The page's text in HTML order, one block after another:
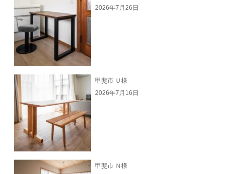
2026年7月26日
甲斐市 Ｕ様
2026年7月16日
甲斐市 Ｎ様